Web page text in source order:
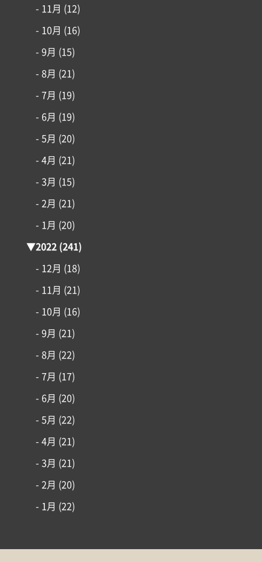
- 11月 (12)
- 10月 (16)
- 9月 (15)
- 8月 (21)
- 7月 (19)
- 6月 (19)
- 5月 (20)
- 4月 (21)
- 3月 (15)
- 2月 (21)
- 1月 (20)
▼2022(241)
- 12月 (18)
- 11月 (21)
- 10月 (16)
- 9月 (21)
- 8月 (22)
- 7月 (17)
- 6月 (20)
- 5月 (22)
- 4月 (21)
- 3月 (21)
- 2月 (20)
- 1月 (22)